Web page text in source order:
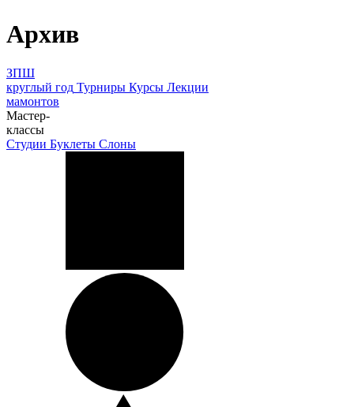
Архив
ЗПШ
круглый год Турниры Курсы Лекции
мамонтов
Мастер-
классы
Студии Буклеты Слоны